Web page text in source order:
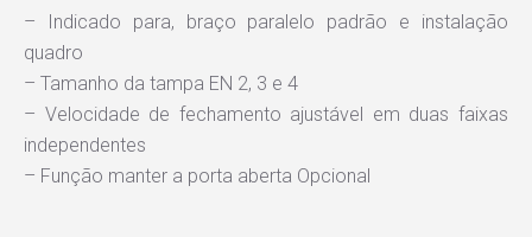
– Indicado para, braço paralelo padrão e instalação
quadro
– Tamanho da tampa EN 2, 3 e 4
– Velocidade de fechamento ajustável em duas faixas
independentes
– Função manter a porta aberta Opcional